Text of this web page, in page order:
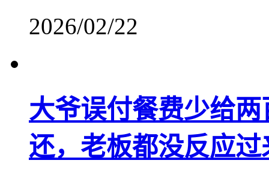
2026/02/22
大爷误付餐费少给
还，老板都没反应过